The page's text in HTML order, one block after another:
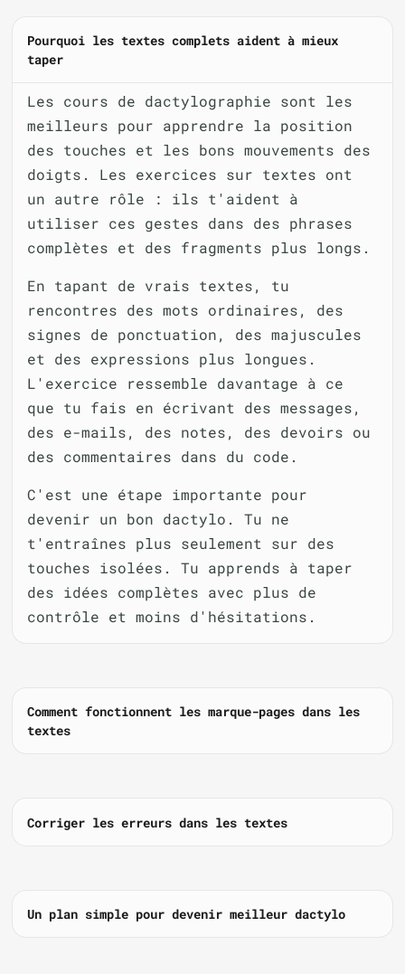
Pourquoi les textes complets aident à mieux
taper
Les cours de dactylographie sont les
meilleurs pour apprendre la position
des touches et les bons mouvements des
doigts. Les exercices sur textes ont
un autre rôle : ils t'aident à
utiliser ces gestes dans des phrases
complètes et des fragments plus longs.
En tapant de vrais textes, tu
rencontres des mots ordinaires, des
signes de ponctuation, des majuscules
et des expressions plus longues.
L'exercice ressemble davantage à ce
que tu fais en écrivant des messages,
des e-mails, des notes, des devoirs ou
des commentaires dans du code.
C'est une étape importante pour
devenir un bon dactylo. Tu ne
t'entraînes plus seulement sur des
touches isolées. Tu apprends à taper
des idées complètes avec plus de
contrôle et moins d'hésitations.
Comment fonctionnent les marque-pages dans les
textes
Corriger les erreurs dans les textes
Un plan simple pour devenir meilleur dactylo